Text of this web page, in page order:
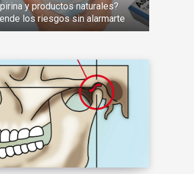
y productos naturales?
los riesgos sin alarmarte